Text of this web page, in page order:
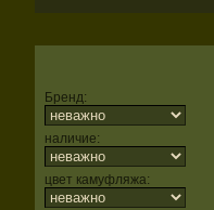
Бренд:
наличие:
цвет камуфляжа: